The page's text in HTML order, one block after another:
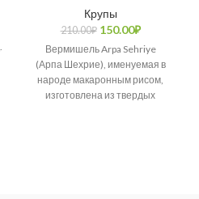
Крупы
210.00₽ 150.00₽
Вермишель Arpa Sehriye
(Арпа Шехрие), именуемая в
народе макаронным рисом,
изготовлена из твердых